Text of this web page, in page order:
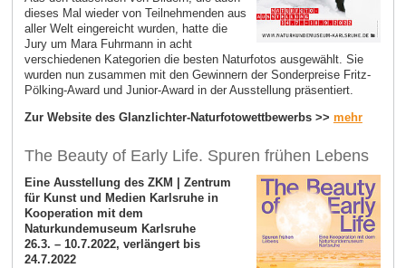
dieses Mal wieder von Teilnehmenden aus
aller Welt eingereicht wurden, hatte die
Jury um Mara Fuhrmann in acht
verschiedenen Kategorien die besten Naturfotos ausgewählt. Sie
wurden nun zusammen mit den Gewinnern der Sonderpreise Fritz-
Pölking-Award und Junior-Award in der Ausstellung präsentiert.
Zur Website des Glanzlichter-Naturfotowettbewerbs >> mehr
The Beauty of Early Life. Spuren frühen Lebens
Eine Ausstellung des ZKM | Zentrum
für Kunst und Medien Karlsruhe in
Kooperation mit dem
Naturkundemuseum Karlsruhe
26.3. – 10.7.2022, verlängert bis
24.7.2022